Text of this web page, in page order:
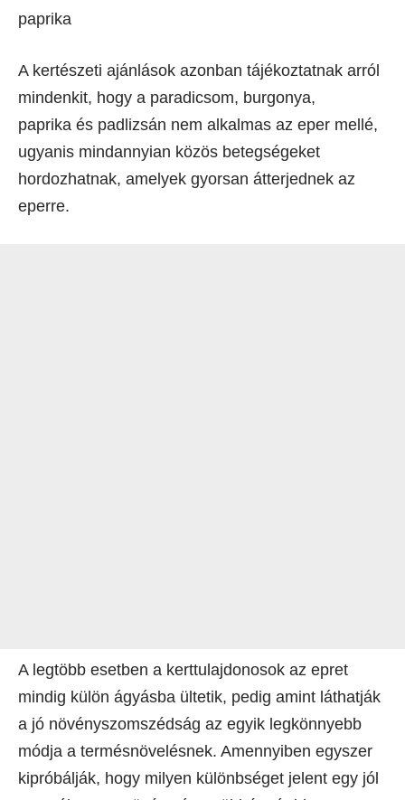
paprika
A kertészeti ajánlások azonban tájékoztatnak arról
mindenkit, hogy a paradicsom, burgonya,
paprika és padlizsán nem alkalmas az eper mellé,
ugyanis mindannyian közös betegségeket
hordozhatnak, amelyek gyorsan átterjednek az
eperre.
A legtöbb esetben a kerttulajdonosok az epret
mindig külön ágyásba ültetik, pedig amint láthatják
a jó növényszomszédság az egyik legkönnyebb
módja a termésnövelésnek. Amennyiben egyszer
kipróbálják, hogy milyen különbséget jelent egy jól